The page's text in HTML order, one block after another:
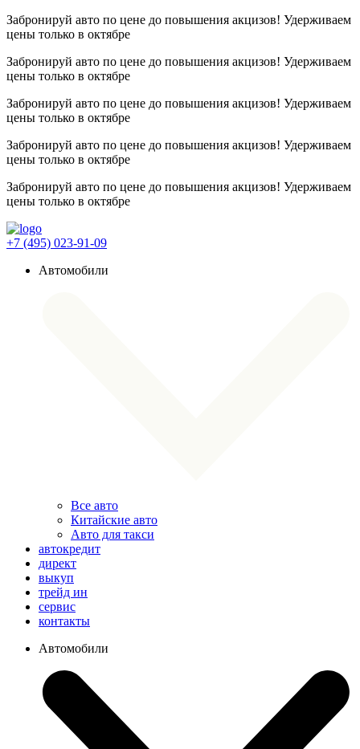
Забронируй авто по цене до повышения акцизов! Удерживаем
цены только в октябре
Забронируй авто по цене до повышения акцизов! Удерживаем
цены только в октябре
Забронируй авто по цене до повышения акцизов! Удерживаем
цены только в октябре
Забронируй авто по цене до повышения акцизов! Удерживаем
цены только в октябре
Забронируй авто по цене до повышения акцизов! Удерживаем
цены только в октябре
+7 (495) 023-91-09
Автомобили
Все авто
Китайские авто
Авто для такси
автокредит
директ
выкуп
трейд ин
сервис
контакты
Автомобили